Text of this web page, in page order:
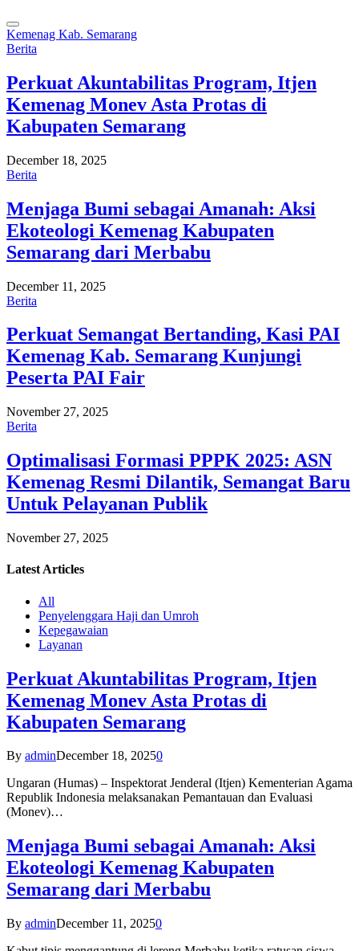
Kemenag Kab. Semarang
Berita
Perkuat Akuntabilitas Program, Itjen
Kemenag Monev Asta Protas di
Kabupaten Semarang
December 18, 2025
Berita
Menjaga Bumi sebagai Amanah: Aksi
Ekoteologi Kemenag Kabupaten
Semarang dari Merbabu
December 11, 2025
Berita
Perkuat Semangat Bertanding, Kasi PAI
Kemenag Kab. Semarang Kunjungi
Peserta PAI Fair
November 27, 2025
Berita
Optimalisasi Formasi PPPK 2025: ASN
Kemenag Resmi Dilantik, Semangat Baru
Untuk Pelayanan Publik
November 27, 2025
Latest Articles
All
Penyelenggara Haji dan Umroh
Kepegawaian
Layanan
Perkuat Akuntabilitas Program, Itjen
Kemenag Monev Asta Protas di
Kabupaten Semarang
By adminDecember 18, 20250
Ungaran (Humas) – Inspektorat Jenderal (Itjen) Kementerian Agama
Republik Indonesia melaksanakan Pemantauan dan Evaluasi
(Monev)…
Menjaga Bumi sebagai Amanah: Aksi
Ekoteologi Kemenag Kabupaten
Semarang dari Merbabu
By adminDecember 11, 20250